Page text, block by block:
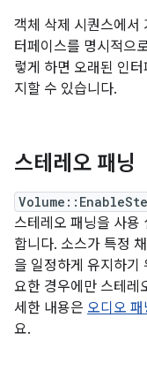
객체 삭제 시퀀스에서
터페이스를 명시적으
렇게 하면 오래된 인
지할 수 있습니다.
스테레오 패닝
스테레오 패닝을 사용
합니다. 소스가 특정
을 일정하게 유지하기
요한 경우에만 스테레
세한 내용은 오디오 패
요.